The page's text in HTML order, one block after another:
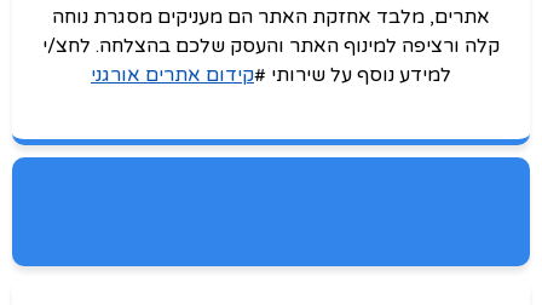
אתרים, מלבד אחזקת האתר הם מעניקים מסגרת נוחה
קלה ורציפה למינוף האתר והעסק שלכם בהצלחה. לחצ/י
למידע נוסף על שירותי #קידום אתרים אורגני